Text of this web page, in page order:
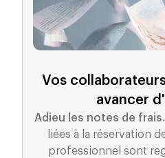
Vos
avancer
Adieu les notes de frais.
liées à la réservation
professionnel sont